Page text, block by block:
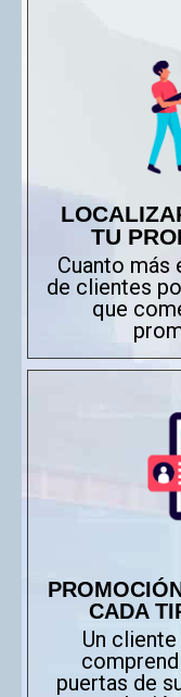
TU
Cuanto más
de clientes
que
CADA
Un
puertas de